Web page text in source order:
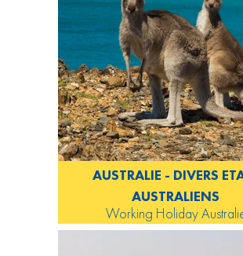
AUSTRALIE - DIVERS
AUSTRALIENS
Working Holiday